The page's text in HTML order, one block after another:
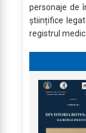
personaje de
științifice
registrul